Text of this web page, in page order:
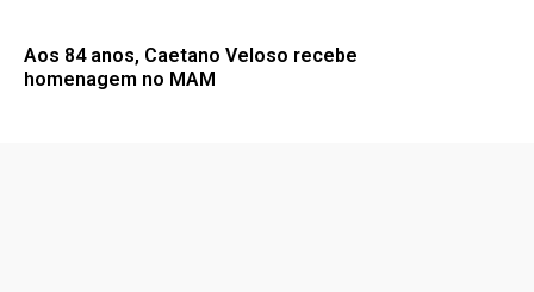
Aos 84 anos, Caetano Veloso recebe
homenagem no MAM